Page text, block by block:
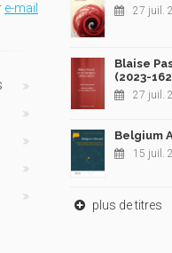
e-mail
27 juil.
Blaise
(2023-
27 juil.
Belgium
15 juil.
plus de titres